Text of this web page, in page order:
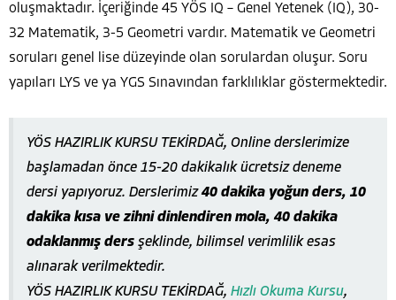
oluşmaktadır. İçeriğinde 45 YÖS IQ – Genel Yetenek (IQ), 30-
32 Matematik, 3-5 Geometri vardır. Matematik ve Geometri
soruları genel lise düzeyinde olan sorulardan oluşur. Soru
yapıları LYS ve ya YGS Sınavından farklılıklar göstermektedir.
YÖS HAZIRLIK KURSU TEKİRDAĞ, Online derslerimize
başlamadan önce 15-20 dakikalık ücretsiz deneme
dersi yapıyoruz. Derslerimiz40 dakika yoğun ders, 10
dakika kısa ve zihni dinlendiren mola, 40 dakika
odaklanmış ders şeklinde, bilimsel verimlilik esas
alınarak verilmektedir.
YÖS HAZIRLIK KURSU TEKİRDAĞ, Hızlı Okuma Kursu,